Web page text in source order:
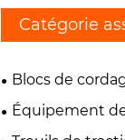
Catégorie
Blocs de
Équipement